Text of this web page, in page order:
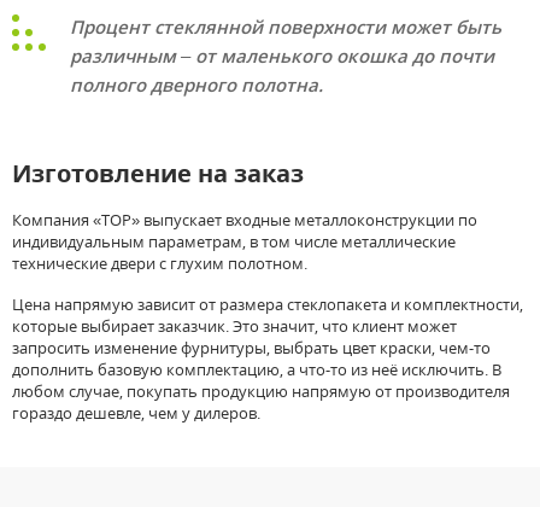
Процент стеклянной поверхности может быть
различным – от маленького окошка до почти
полного дверного полотна.
Изготовление на заказ
Компания «ТОР» выпускает входные металлоконструкции по
индивидуальным параметрам, в том числе металлические
технические двери с глухим полотном.
Цена напрямую зависит от размера стеклопакета и комплектности,
которые выбирает заказчик. Это значит, что клиент может
запросить изменение фурнитуры, выбрать цвет краски, чем-то
дополнить базовую комплектацию, а что-то из неё исключить. В
любом случае, покупать продукцию напрямую от производителя
гораздо дешевле, чем у дилеров.